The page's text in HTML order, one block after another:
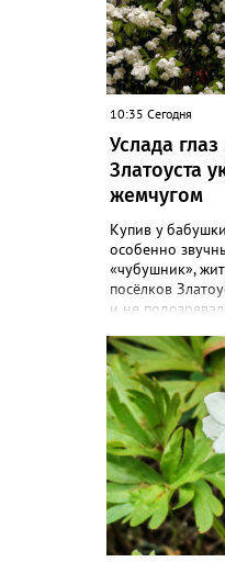
10:35 Сегодня
Услада
Златоуста
жемчугом
Купив у
особенно
«чубушник»,
посёлков
и не
жасмина!
особенности
«Всем своим
посоветовала
чубушник, и его
городе всё
порталу
мой взгляд,
«Жемчуг».
года,
цветки -